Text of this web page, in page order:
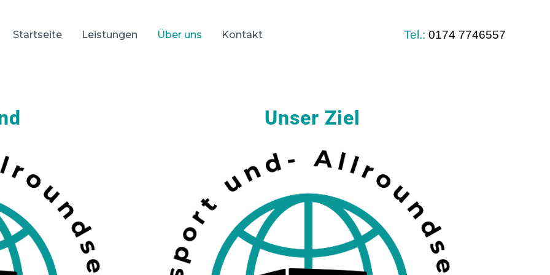
Startseite Leistungen Über uns Kontakt Tel.: 0174 7746557
Unser Ziel